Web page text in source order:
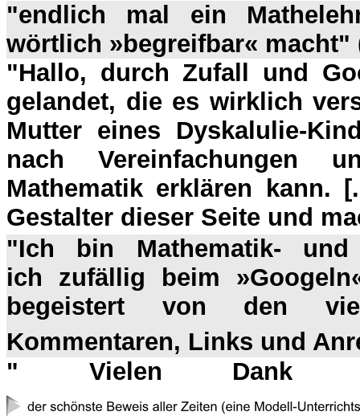
"endlich mal ein
wörtlich »begreifbar« macht"
"Hallo, durch Zufall und
gelandet, die es wirklich
Mutter eines Dyskalulie-
nach Vereinfachungen
Mathematik erklären kann.
Gestalter dieser Seite und
"Ich bin Mathematik-
ich zufällig beim
begeistert von den
Kommentaren, Links und
" Vielen Dank